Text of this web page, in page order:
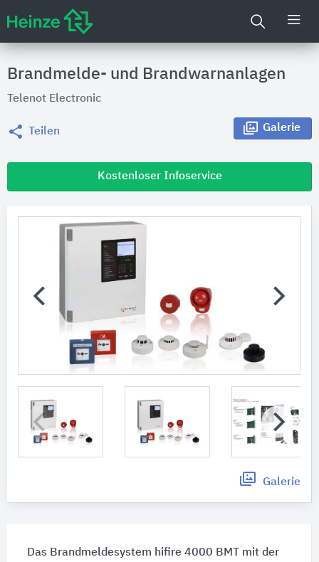
Brandmelde- und Brandwarnanlagen
Telenot Electronic
Teilen Galerie
Kostenloser Infoservice
Galerie
Das Brandmeldesystem hifire 4000 BMT mit der